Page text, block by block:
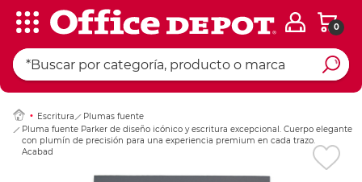
0
Escritura
Plumas fuente
Pluma fuente Parker de diseño icónico y escritura excepcional. Cuerpo elegante
con plumín de precisión para una experiencia premium en cada trazo.
Acabado en dorado. Pieza ideal como regalo ejecutivo o de colección.
Ingresar Codigo